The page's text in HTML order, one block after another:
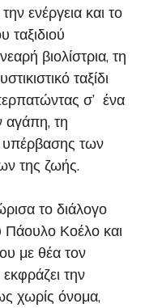
ενέργεια και το
ταξιδιού
βιολίστρια, τη
ταξίδι
σ’ ένα
αγάπη, τη
των
της ζωής.
το διάλογο
Πάουλο Κοέλο και
με θέα τον
την
χωρίς όνομα,